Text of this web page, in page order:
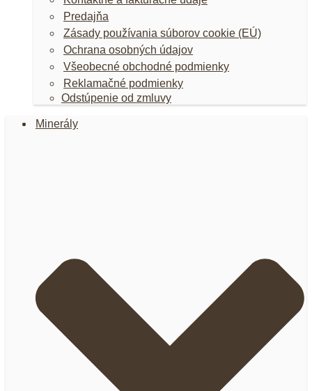
Predajňa
Zásady používania súborov cookie (EÚ)
Ochrana osobných údajov
Všeobecné obchodné podmienky
Reklamačné podmienky
Odstúpenie od zmluvy
Minerály